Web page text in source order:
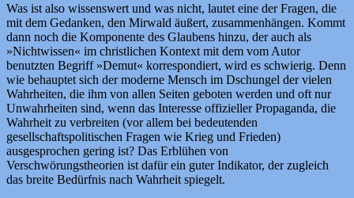
Was ist also wissenswert und was nicht, lautet eine der Fragen, die
mit dem Gedanken, den Mirwald äußert, zusammenhängen. Kommt
dann noch die Komponente des Glaubens hinzu, der auch als
»Nichtwissen« im christlichen Kontext mit dem vom Autor
benutzten Begriff »Demut« korrespondiert, wird es schwierig. Denn
wie behauptet sich der moderne Mensch im Dschungel der vielen
Wahrheiten, die ihm von allen Seiten geboten werden und oft nur
Unwahrheiten sind, wenn das Interesse offizieller Propaganda, die
Wahrheit zu verbreiten (vor allem bei bedeutenden
gesellschaftspolitischen Fragen wie Krieg und Frieden)
ausgesprochen gering ist? Das Erblühen von
Verschwörungstheorien ist dafür ein guter Indikator, der zugleich
das breite Bedürfnis nach Wahrheit spiegelt.